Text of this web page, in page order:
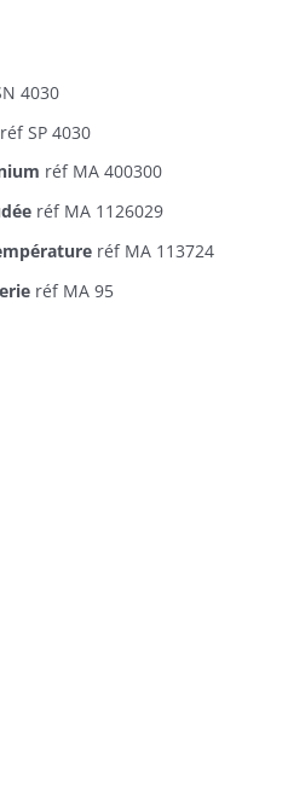
4030
SP 4030
réf MA 400300
réf MA 1126029
réf MA 113724
réf MA 95